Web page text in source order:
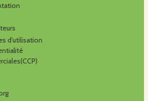
d'utilisation